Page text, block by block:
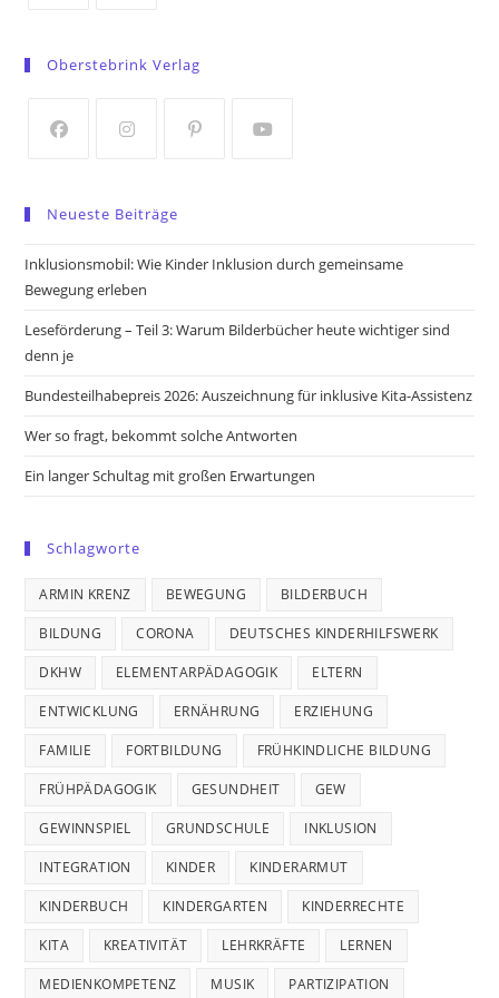
a
tab
tab
Oberstebrink Verlag
a
new
tab
new
tab
a
new
new
Neueste Beiträge
Inklusionsmobil: Wie Kinder Inklusion durch gemeinsame
Bewegung erleben
Leseförderung – Teil 3: Warum Bilderbücher heute wichtiger sind
denn je
Bundesteilhabepreis 2026: Auszeichnung für inklusive Kita-Assistenz
Wer so fragt, bekommt solche Antworten
Ein langer Schultag mit großen Erwartungen
Schlagworte
ARMIN KRENZ BEWEGUNG BILDERBUCH
BILDUNG CORONA DEUTSCHES KINDERHILFSWERK
DKHW ELEMENTARPÄDAGOGIK ELTERN
ENTWICKLUNG ERNÄHRUNG ERZIEHUNG
FAMILIE FORTBILDUNG FRÜHKINDLICHE BILDUNG
FRÜHPÄDAGOGIK GESUNDHEIT GEW
GEWINNSPIEL GRUNDSCHULE INKLUSION
INTEGRATION KINDER KINDERARMUT
KINDERBUCH KINDERGARTEN KINDERRECHTE
KITA KREATIVITÄT LEHRKRÄFTE LERNEN
MEDIENKOMPETENZ MUSIK PARTIZIPATION